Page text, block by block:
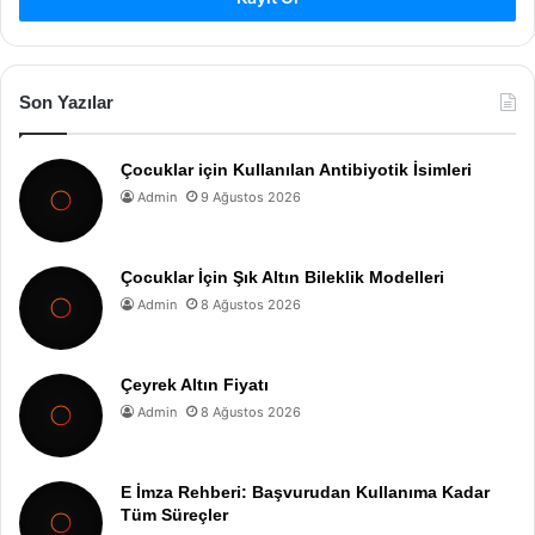
Son Yazılar
Çocuklar için Kullanılan Antibiyotik İsimleri
Admin 9 Ağustos 2026
Çocuklar İçin Şık Altın Bileklik Modelleri
Admin 8 Ağustos 2026
Çeyrek Altın Fiyatı
Admin 8 Ağustos 2026
E İmza Rehberi: Başvurudan Kullanıma Kadar
Tüm Süreçler